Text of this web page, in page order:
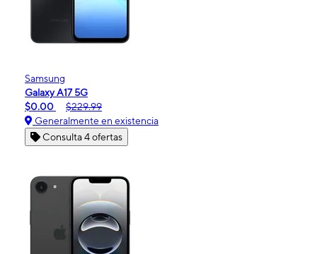
Samsung
Galaxy A17 5G
$0.00
$229.99
Generalmente en existencia
Consulta 4 ofertas